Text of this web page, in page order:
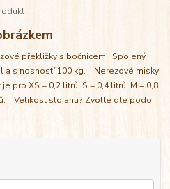
překližky s bočnicemi. Spojený
a s nosností 100 kg. Nerezové misky
pro XS = 0,2 litrů, S = 0,4 litrů, M = 0,8
Velikost stojanu? Zvolte dle podo...